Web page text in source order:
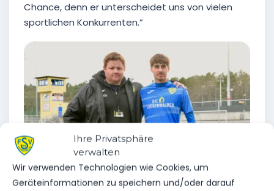
Ihre Privatsphäre
verwalten
Wir verwenden Technologien wie Cookies, um
Geräteinformationen zu speichern und/oder darauf
Chance, denn er unterscheidet uns von vielen
sportlichen Konkurrenten.”